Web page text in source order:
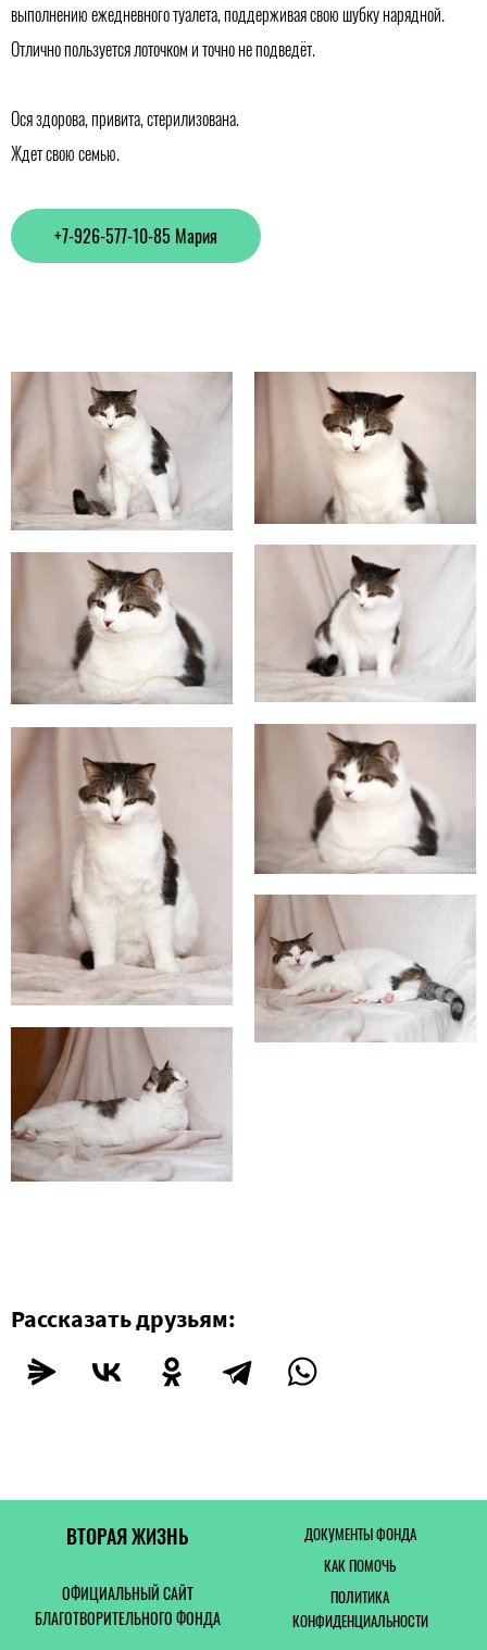
выполнению ежедневного туалета, поддерживая свою шубку нарядной.
Отлично пользуется лоточком и точно не подведёт.
Ося здорова, привита, стерилизована.
Ждет свою семью.
+7-926-577-10-85 Мария
Рассказать друзьям:
ВТОРАЯ ЖИЗНЬ
ОФИЦИАЛЬНЫЙ САЙТ
БЛАГОТВОРИТЕЛЬНОГО ФОНДА
ДОКУМЕНТЫ ФОНДА
КАК ПОМОЧЬ
ПОЛИТИКА
КОНФИДЕНЦИАЛЬНОСТИ